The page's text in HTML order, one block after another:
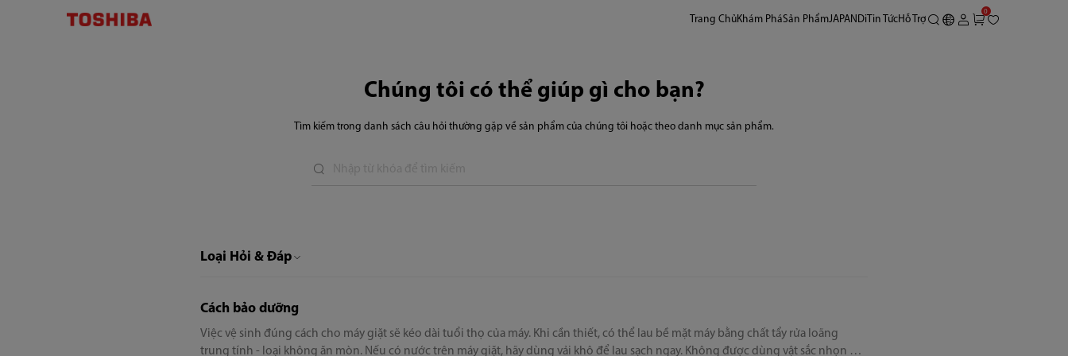
CÔNG
Trang ChủKhám PháSản PhẩmJAPANDi Tin TứcHỗ Trợ
0
Chúng tôi có thể giúp gì cho bạn?
Tìm kiếm trong danh sách câu hỏi thường gặp về sản phẩm của chúng tôi hoặc theo danh mục sản phẩm.
Loại Hỏi & Đáp
Cách bảo dưỡng
Việc vệ sinh đúng cách cho máy giặt sẽ kéo dài tuổi thọ của máy. Khi cần thiết, có thể lau bề mặt máy bằng chất tẩy rửa loãng
trung tính - loại không ăn mòn. Nếu có nước trên máy giặt, hãy dùng vải khô để lau sạch ngay. Không được dùng vật sắc nhọn để